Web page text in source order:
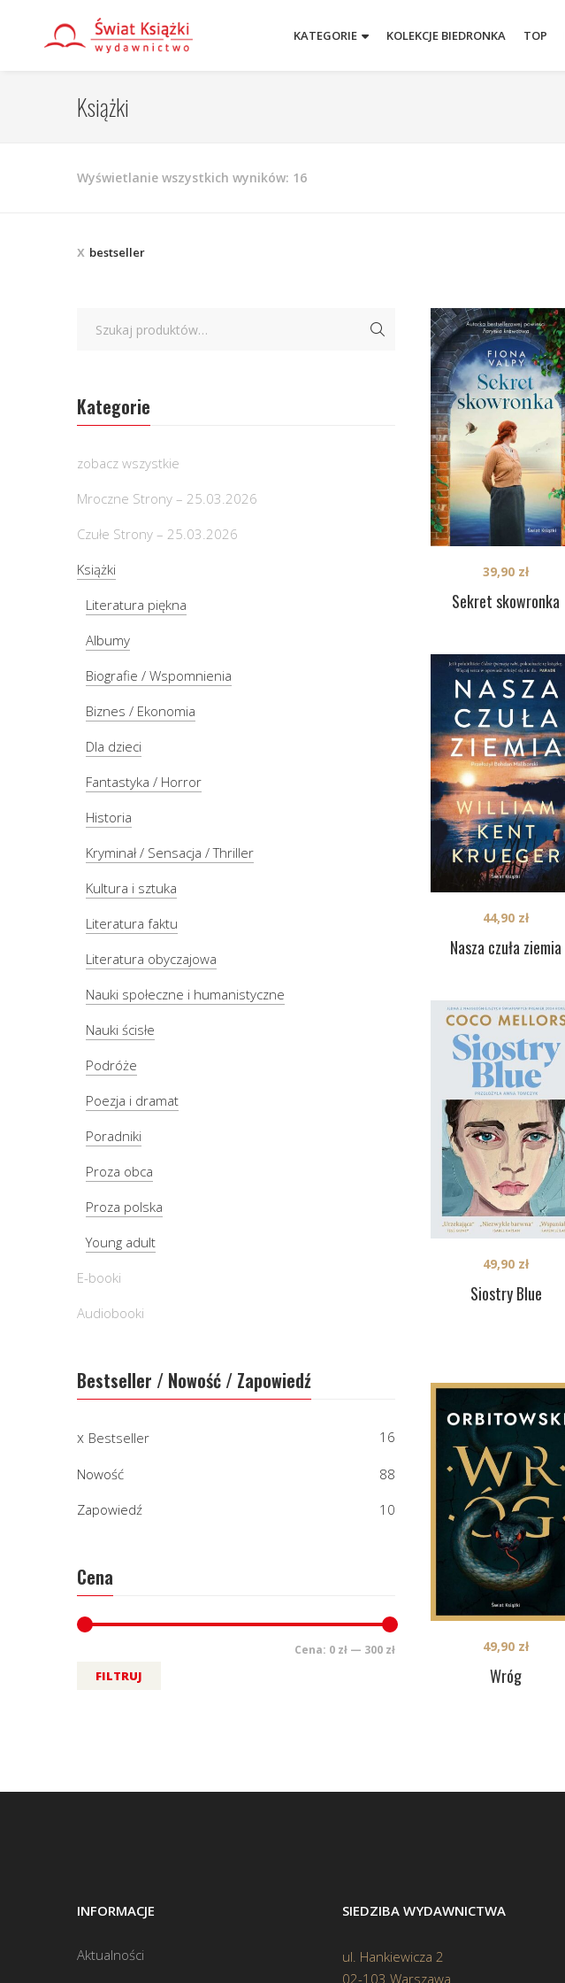
KATEGORIE KOLEKCJE BIEDRONKA TOP
Książki
Wyświetlanie wszystkich wyników: 16Posortowane
bestseller
Sekret skowronka
39,90 zł
Nasza czuła ziemia
44,90 zł
Siostry Blue
49,90 zł
Wróg
49,90 zł
Kategorie
zobacz wszystkie
Mroczne Strony – 25.03.2026
Czułe Strony – 25.03.2026
Książki
Literatura piękna
Albumy
Biografie / Wspomnienia
Biznes / Ekonomia
Dla dzieci
Fantastyka / Horror
Historia
Kryminał / Sensacja / Thriller
Kultura i sztuka
Literatura faktu
Literatura obyczajowa
Nauki społeczne i humanistyczne
Nauki ścisłe
Podróże
Poezja i dramat
Poradniki
Proza obca
Proza polska
Young adult
E-booki
Audiobooki
Bestseller / Nowość / Zapowiedź
Bestseller 16
Nowość
88
Zapowiedź
10
Cena
FILTRUJ
Cena: 0 zł — 300 zł
INFORMACJE
Aktualności
SIEDZIBA WYDAWNICTWA
ul. Hankiewicza 2
02-103 Warszawa